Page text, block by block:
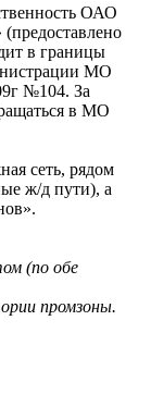
ОАО
(предоставлено
в границы
МО
№104. За
в МО
сеть, рядом
ж/д пути), а
(по обе
промзоны.